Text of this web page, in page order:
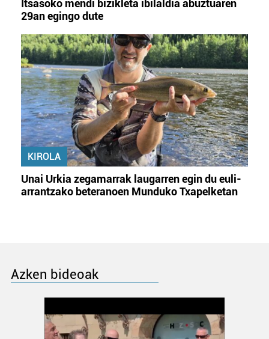
Itsasoko mendi bizikleta ibilaldia abuztuaren
29an egingo dute
KIROLA
Unai Urkia zegamarrak laugarren egin du euli-
arrantzako beteranoen Munduko Txapelketan
Azken bideoak